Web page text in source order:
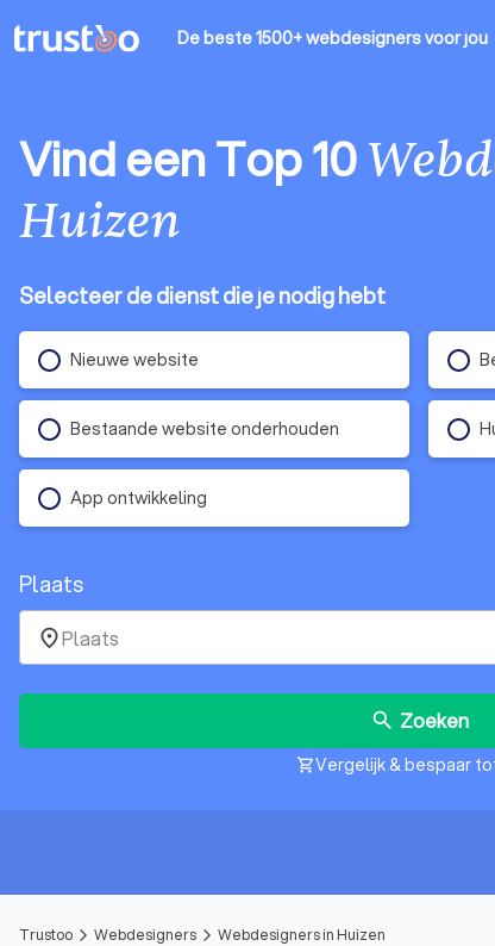
De beste 1500+ webdesignersvoor jou
Vind een Top 10
Huizen
Selecteer de dienst die je nodig hebt
Nieuwe website
Bestaande website onderhouden
App ontwikkeling
Plaats
place
search Zoeken
shopping_cartVergelijk & bespaar
Trustoo arrow_forward_ios Webdesigners arrow_forward_ios Webdesigners in Huizen